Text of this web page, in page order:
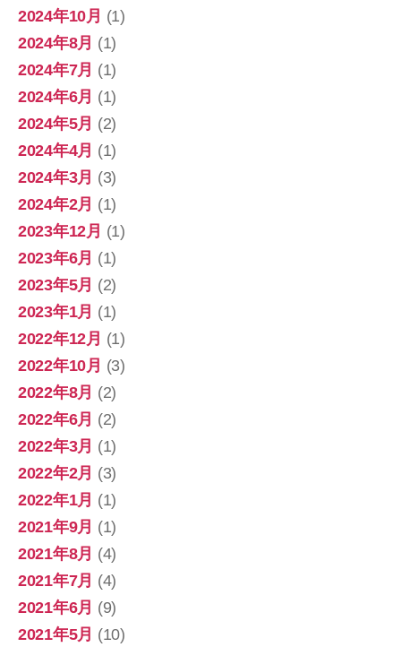
2024年10月 (1)
2024年8月 (1)
2024年7月 (1)
2024年6月 (1)
2024年5月 (2)
2024年4月 (1)
2024年3月 (3)
2024年2月 (1)
2023年12月 (1)
2023年6月 (1)
2023年5月 (2)
2023年1月 (1)
2022年12月 (1)
2022年10月 (3)
2022年8月 (2)
2022年6月 (2)
2022年3月 (1)
2022年2月 (3)
2022年1月 (1)
2021年9月 (1)
2021年8月 (4)
2021年7月 (4)
2021年6月 (9)
2021年5月 (10)